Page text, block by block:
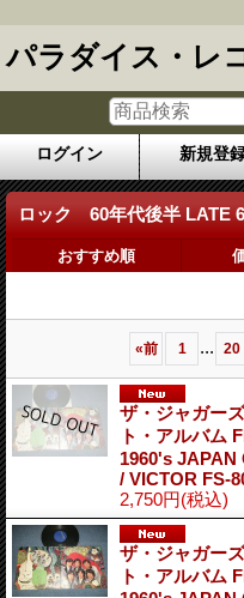
パラダイス・レ
ログイン 新規登
ロック 60年代後半 LATE
おすすめ順
«前 1 ... 20
ザ・ジャガー
ト・アルバム
1960's JAPAN
/ VICTOR FS-
2,750円(税込)
ザ・ジャガー
ト・アルバム